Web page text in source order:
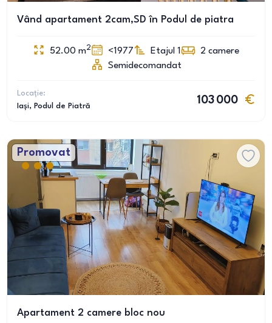
Vând apartament 2cam,SD în Podul de piatra
52.00 m2 <1977 Etajul 1 2 camere
Semidecomandat
Locație:
Iași, Podul de Piatră
103 000
Promovat
Apartament 2 camere bloc nou